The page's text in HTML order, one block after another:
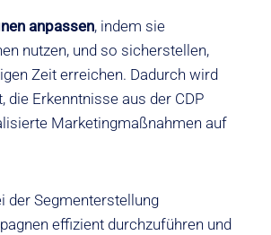
anpassen, indem sie
nutzen, und so sicherstellen,
Zeit erreichen. Dadurch wird
Erkenntnisse aus der CDP
Marketingmaßnahmen auf
der Segmenterstellung
effizient durchzuführen und